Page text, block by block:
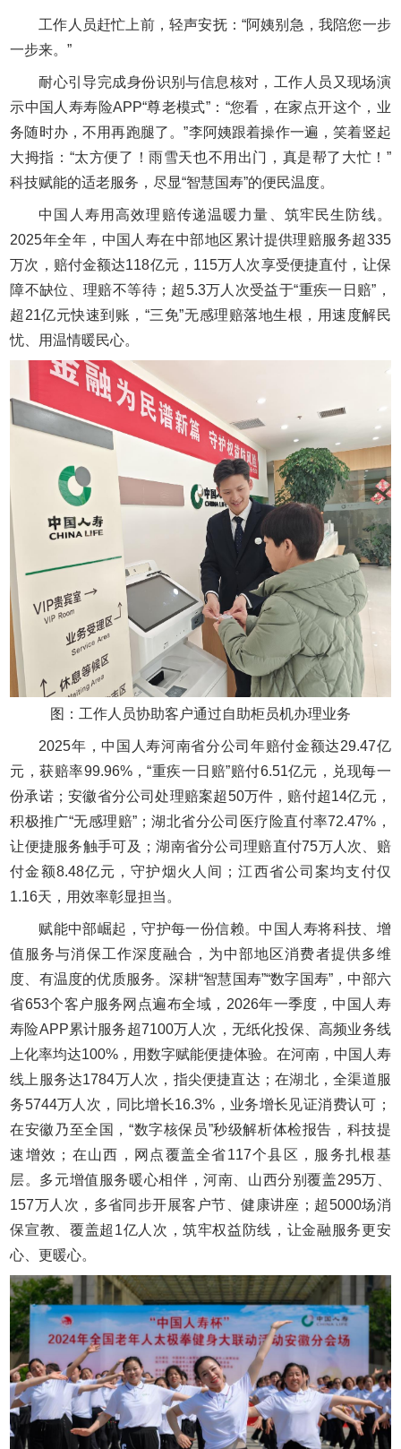
工作人员赶忙上前，轻声安抚：“阿姨别急，我陪您一步
一步来。”
耐心引导完成身份识别与信息核对，工作人员又现场演
示中国人寿寿险APP“尊老模式”：“您看，在家点开这个，业
务随时办，不用再跑腿了。”李阿姨跟着操作一遍，笑着竖起
大拇指：“太方便了！雨雪天也不用出门，真是帮了大忙！”
科技赋能的适老服务，尽显“智慧国寿”的便民温度。
中国人寿用高效理赔传递温暖力量、筑牢民生防线。
2025年全年，中国人寿在中部地区累计提供理赔服务超335
万次，赔付金额达118亿元，115万人次享受便捷直付，让保
障不缺位、理赔不等待；超5.3万人次受益于“重疾一日赔”，
超21亿元快速到账，“三免”无感理赔落地生根，用速度解民
忧、用温情暖民心。
图：工作人员协助客户通过自助柜员机办理业务
2025年，中国人寿河南省分公司年赔付金额达29.47亿
元，获赔率99.96%，“重疾一日赔”赔付6.51亿元，兑现每一
份承诺；安徽省分公司处理赔案超50万件，赔付超14亿元，
积极推广“无感理赔”；湖北省分公司医疗险直付率72.47%，
让便捷服务触手可及；湖南省分公司理赔直付75万人次、赔
付金额8.48亿元，守护烟火人间；江西省公司案均支付仅
1.16天，用效率彰显担当。
赋能中部崛起，守护每一份信赖。中国人寿将科技、增
值服务与消保工作深度融合，为中部地区消费者提供多维
度、有温度的优质服务。深耕“智慧国寿”“数字国寿”，中部六
省653个客户服务网点遍布全域，2026年一季度，中国人寿
寿险APP累计服务超7100万人次，无纸化投保、高频业务线
上化率均达100%，用数字赋能便捷体验。在河南，中国人寿
线上服务达1784万人次，指尖便捷直达；在湖北，全渠道服
务5744万人次，同比增长16.3%，业务增长见证消费认可；
在安徽乃至全国，“数字核保员”秒级解析体检报告，科技提
速增效；在山西，网点覆盖全省117个县区，服务扎根基
层。多元增值服务暖心相伴，河南、山西分别覆盖295万、
157万人次，多省同步开展客户节、健康讲座；超5000场消
保宣教、覆盖超1亿人次，筑牢权益防线，让金融服务更安
心、更暖心。